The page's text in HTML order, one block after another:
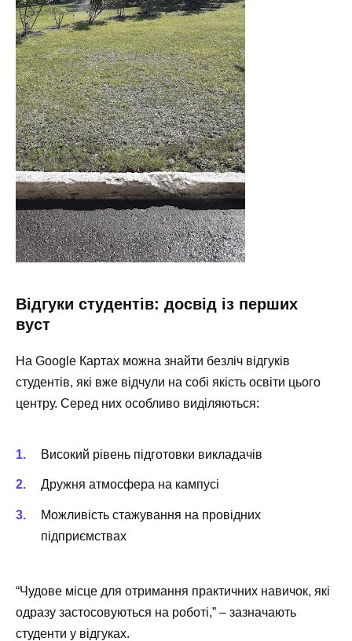
Відгуки студентів: досвід із перших
вуст
На Google Картах можна знайти безліч відгуків
студентів, які вже відчули на собі якість освіти цього
центру. Серед них особливо виділяються:
Високий рівень підготовки викладачів
Дружня атмосфера на кампусі
Можливість стажування на провідних
підприємствах
“Чудове місце для отримання практичних навичок, які
одразу застосовуються на роботі,” – зазначають
студенти у відгуках.